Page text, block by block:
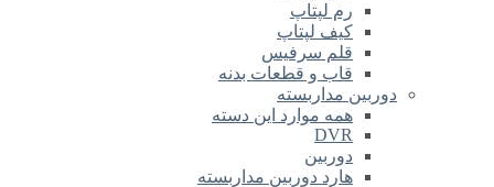
رم لپتاپ
کیف لپتاپ
قلم سرفیس
قاب و قطعات بدنه
دوربین مداربسته
همه موارد این دسته
DVR
دوربین
هارد دوربین مداربسته